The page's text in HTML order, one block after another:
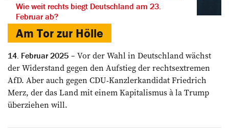
Wie weit rechts biegt Deutschland am 23.
Februar ab?
Am Tor zur Hölle
14. Februar 2025
Vor der Wahl in Deutschland wächst
der Widerstand gegen den Aufstieg der rechtsextremen
AfD. Aber auch gegen CDU-Kanzlerkandidat Friedrich
Merz, der das Land mit einem Kapitalismus à la Trump
überziehen will.